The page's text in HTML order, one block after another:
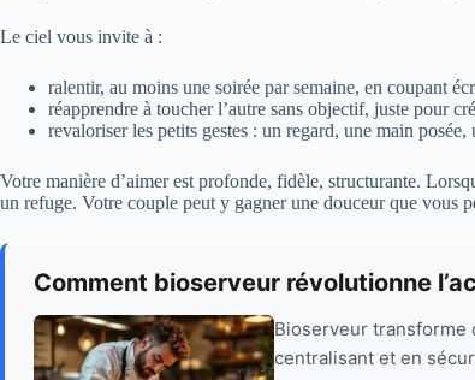
Le ciel vous invite à :
ralentir, au moins une soirée par semaine, en coupant
réapprendre à toucher l’autre sans objectif, juste pour
revaloriser les petits gestes : un regard, une main posée,
Votre manière d’aimer est profonde, fidèle, structurante.
un refuge. Votre couple peut y gagner une douceur que vous
Comment bioserveur révolutionne
Bioserveur transforme
centralisant et en